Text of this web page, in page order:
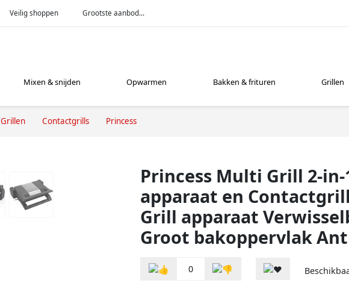
Veilig shoppen Grootste aanbod...
Mixen & snijden Opwarmen Bakken & frituren Grillen
Grillen Contactgrills Princess
Princess Multi Grill 2-in-
apparaat en Contactgrill
Grill apparaat
Groot bakoppervlak
0